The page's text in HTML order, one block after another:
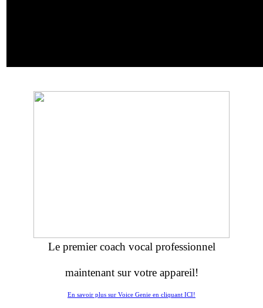
Le premier coach vocal professionnel
maintenant sur votre appareil!
En savoir plus sur Voice Genie en cliquant ICI!